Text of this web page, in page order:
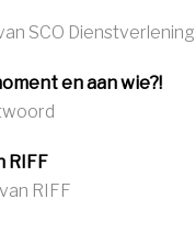
SCO Dienstverlening
en aan wie?!
RIFF
RIFF